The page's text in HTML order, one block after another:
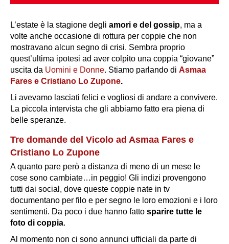
L’estate è la stagione degli amori e del gossip, ma a
volte anche occasione di rottura per coppie che non
mostravano alcun segno di crisi. Sembra proprio
quest’ultima ipotesi ad aver colpito una coppia “giovane”
uscita da Uomini e Donne. Stiamo parlando di Asmaa
Fares e Cristiano Lo Zupone.
Li avevamo lasciati felici e vogliosi di andare a convivere.
La piccola intervista che gli abbiamo fatto era piena di
belle speranze.
Tre domande del Vicolo ad Asmaa Fares e
Cristiano Lo Zupone
A quanto pare però a distanza di meno di un mese le
cose sono cambiate…in peggio! Gli indizi provengono
tutti dai social, dove queste coppie nate in tv
documentano per filo e per segno le loro emozioni e i loro
sentimenti. Da poco i due hanno fatto sparire tutte le
foto di coppia.
Al momento non ci sono annunci ufficiali da parte di